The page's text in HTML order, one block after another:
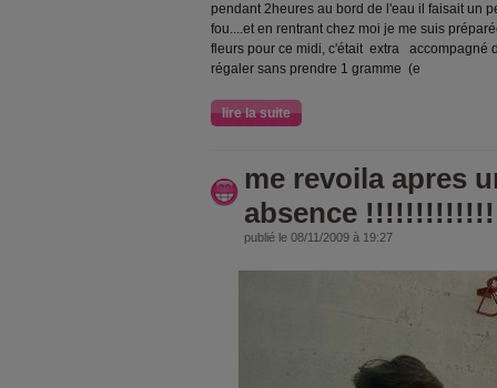
pendant 2heures au bord de l'eau il faisait un
fou....et en rentrant chez moi je me suis
fleurs pour ce midi, c'était extra
accompagné
régaler sans prendre 1 gramme (e
lire la suite
me revoila apres
absence
publié le 08/11/2009 à 19:27